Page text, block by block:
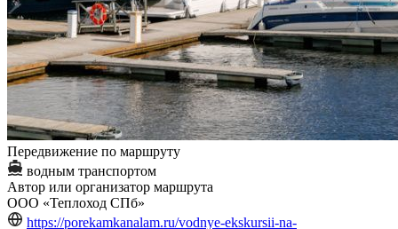
Передвижение по маршруту
водным транспортом
Автор или организатор маршрута
ООО «Теплоход СПб»
https://porekamkanalam.ru/vodnye-ekskursii-na-